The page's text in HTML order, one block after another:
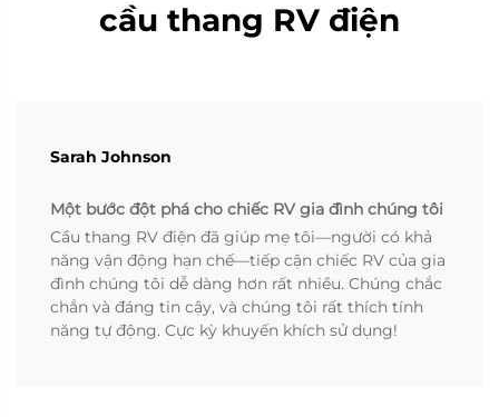
cầu thang RV điện
Sarah Johnson
Một bước đột phá cho chiếc RV gia đình chúng tôi
Cầu thang RV điện đã giúp mẹ tôi—người có khả
năng vận động hạn chế—tiếp cận chiếc RV của gia
đình chúng tôi dễ dàng hơn rất nhiều. Chúng chắc
chắn và đáng tin cậy, và chúng tôi rất thích tính
năng tự động. Cực kỳ khuyến khích sử dụng!